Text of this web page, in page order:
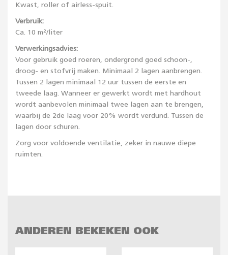
Kwast, roller of airless-spuit.
Verbruik:
Ca. 10 m²/liter
Verwerkingsadvies:
Voor gebruik goed roeren, ondergrond goed schoon-,
droog- en stofvrij maken. Minimaal 2 lagen aanbrengen.
Tussen 2 lagen minimaal 12 uur tussen de eerste en
tweede laag. Wanneer er gewerkt wordt met hardhout
wordt aanbevolen minimaal twee lagen aan te brengen,
waarbij de 2de laag voor 20% wordt verdund. Tussen de
lagen door schuren.
Zorg voor voldoende ventilatie, zeker in nauwe diepe
ruimten.
ANDEREN BEKEKEN OOK